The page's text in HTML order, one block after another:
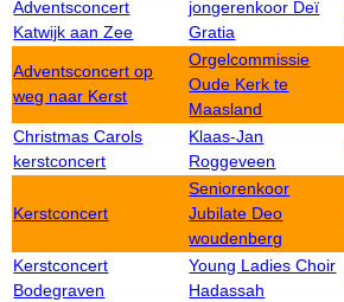
Adventsconcert
Katwijk aan Zee
jongerenkoor Deï
Gratia
Adventsconcert op
weg naar Kerst
Orgelcommissie
Oude Kerk te
Maasland
Christmas Carols
kerstconcert
Klaas-Jan
Roggeveen
Kerstconcert
Seniorenkoor
Jubilate Deo
woudenberg
Kerstconcert
Bodegraven
Young Ladies Choir
Hadassah